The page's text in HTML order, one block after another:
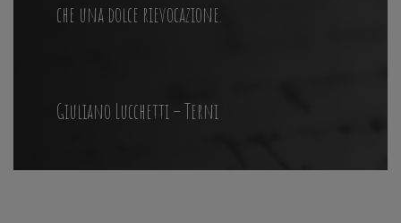
che una dolce rievocazione.
Giuliano Lucchetti – Terni